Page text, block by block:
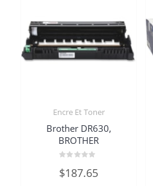
Encre Et Toner
Brother DR630,
BROTHER
0
sur
$187.65